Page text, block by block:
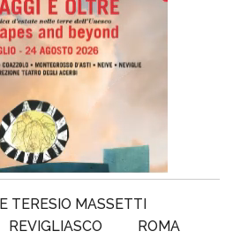
TERESIO MASSETTI
REVIGLIASCO
ROMA